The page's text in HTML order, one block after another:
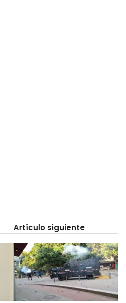
Artículo siguiente